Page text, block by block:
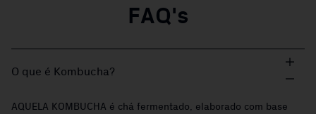
FAQ's
O que é Kombucha?
AQUELA KOMBUCHA é chá fermentado, elaborado com base